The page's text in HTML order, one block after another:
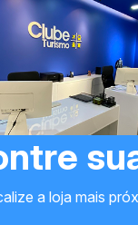
a loja mais